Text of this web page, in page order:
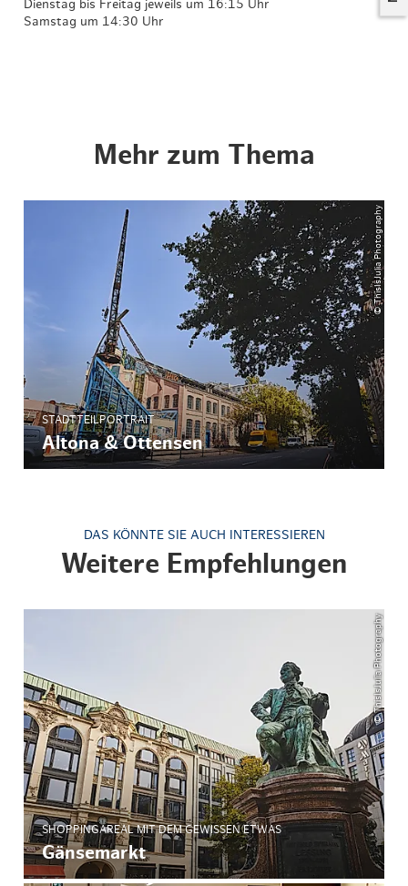
Dienstag bis Freitag jeweils um 16:15 Uhr
Samstag um 14:30 Uhr
Mehr zum Thema
© ThisIsJulia Photography
STADTTEILPORTRAIT
Altona & Ottensen
DAS KÖNNTE SIE AUCH INTERESSIEREN
Weitere Empfehlungen
© ThisIsJulia Photography
SHOPPINGAREAL MIT DEM GEWISSEN ETWAS
Gänsemarkt